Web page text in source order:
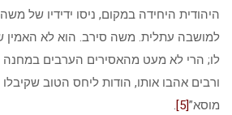
היהודית היחידה במקום, ניסו ידידיו של
למושבה עתלית. משה סירב. הוא לא האמין
לו; הרי לא מעט מהאסירים הערבים במחנה
ורבים אהבו אותו, הודות ליחס הטוב שקיבלו
מוסא”[5]
.